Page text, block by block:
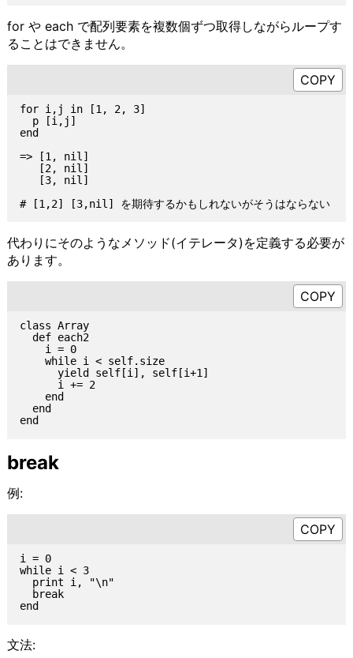
for や each で配列要素を複数個ずつ取得しながらループす
ることはできません。
for i,j in [1, 2, 3]
  p [i,j]
end
=> [1, nil]
   [2, nil]
   [3, nil]
# [1,2] [3,nil] を期待するかもしれないがそうはならない
代わりにそのようなメソッド(イテレータ)を定義する必要が
あります。
class Array
  def each2
    i = 0
    while i < self.size
      yield self[i], self[i+1]
      i += 2
    end
  end
break
例:
i = 0
while i < 3
  print i, "\n"
  break
文法: